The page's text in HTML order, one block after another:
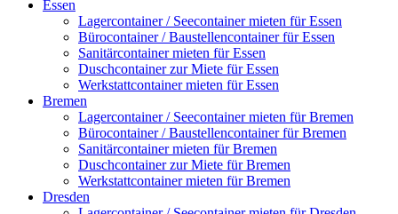
Essen
Lagercontainer / Seecontainer mieten für Essen
Bürocontainer / Baustellencontainer für Essen
Sanitärcontainer mieten für Essen
Duschcontainer zur Miete für Essen
Werkstattcontainer mieten für Essen
Bremen
Lagercontainer / Seecontainer mieten für Bremen
Bürocontainer / Baustellencontainer für Bremen
Sanitärcontainer mieten für Bremen
Duschcontainer zur Miete für Bremen
Werkstattcontainer mieten für Bremen
Dresden